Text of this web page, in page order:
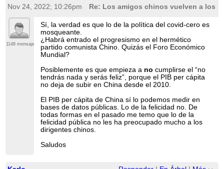
Nov 24, 2022; 10:26pm
Re: Los amigos chinos vuelven a los
1148 mensajes
Sí, la verdad es que lo de la política del covid-cero es
mosqueante.
¿Habrá entrado el progresismo en el hermético
partido comunista Chino. Quizás el Foro Económico
Mundial?
Posiblemente es que empieza a no cumplirse el “no
tendrás nada y serás feliz”, porque el PIB per cápita
no deja de subir en China desde el 2010.
El PIB per cápita de China sí lo podemos medir en
bases de datos públicas. Lo de la felicidad no. De
todas formas en el pasado me temo que lo de la
felicidad pública no les ha preocupado mucho a los
dirigentes chinos.
Saludos